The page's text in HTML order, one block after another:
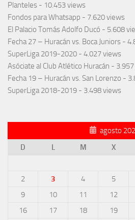
Planteles - 10.453 views
Fondos para Whatsapp - 7.620 views
El Palacio Tomás Adolfo Ducó - 5.608
Fecha 27 – Huracán vs. Boca Juniors -
SuperLiga 2019-2020 - 4.027 views
Asóciate al Club Atlético Huracán -
Fecha 19 – Huracán vs. San Lorenzo -
SuperLiga 2018-2019 - 3.498 views
agosto
D
L M X
2
3 4 5
9
10 11 12
16
17 18 19